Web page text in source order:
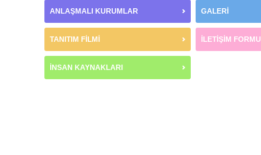
ANLAŞMALI KURUMLAR GALERİ
TANITIM FİLMİ İLETİŞİM FORMU
İNSAN KAYNAKLARI